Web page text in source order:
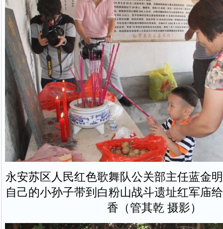
永安苏区人民红色歌舞队公关部主任蓝金
自己的小孙子带到白粉山战斗遗址红军庙
香（管其乾 摄影）